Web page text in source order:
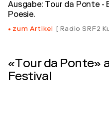
Ausgabe: Tour da Ponte -
Poesie.
zum Artikel Radio SRF2
«Tour da Ponte»
Festival